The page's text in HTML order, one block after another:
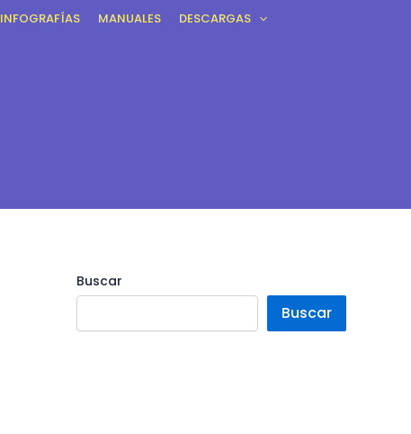
INFOGRAFÍAS MANUALES DESCARGAS
Buscar
Buscar